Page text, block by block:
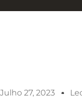
Julho 27, 2023